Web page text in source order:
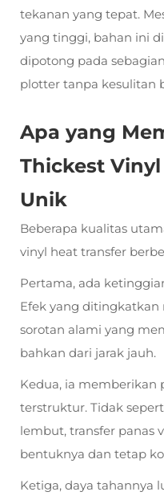
tekanan yang tepat.
yang tinggi, bahan ini
dipotong pada
plotter tanpa kesulitan
Apa yang
Thickest
Unik
Beberapa kualitas
vinyl heat transfer
Pertama, ada
Efek yang
sorotan alami yang
bahkan dari jarak jauh.
Kedua, ia memberikan
terstruktur. Tidak
lembut, transfer panas
bentuknya dan tetap
Ketiga, daya tahannya